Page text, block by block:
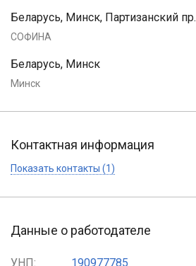
Беларусь, Минск, Партизанский пр.
СОФИНА
Беларусь, Минск
Минск
Контактная информация
Показать контакты (1)
Данные о работодателе
УНП: 190977785